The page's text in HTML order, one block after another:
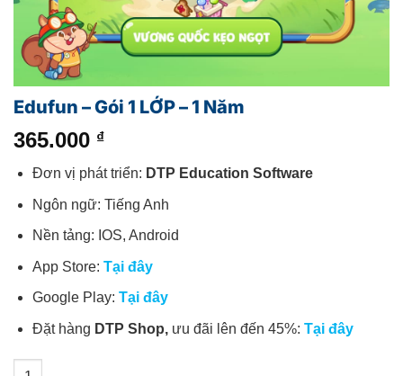
Edufun – Gói 1 LỚP – 1 Năm
365.000 ₫
Đơn vị phát triển: DTP Education Software
Ngôn ngữ: Tiếng Anh
Nền tảng: IOS, Android
App Store: Tại đây
Google Play: Tại đây
Đặt hàng DTP Shop, ưu đãi lên đến 45%: Tại đây
Edufun - Gói 1 LỚP - 1 Năm số lượng